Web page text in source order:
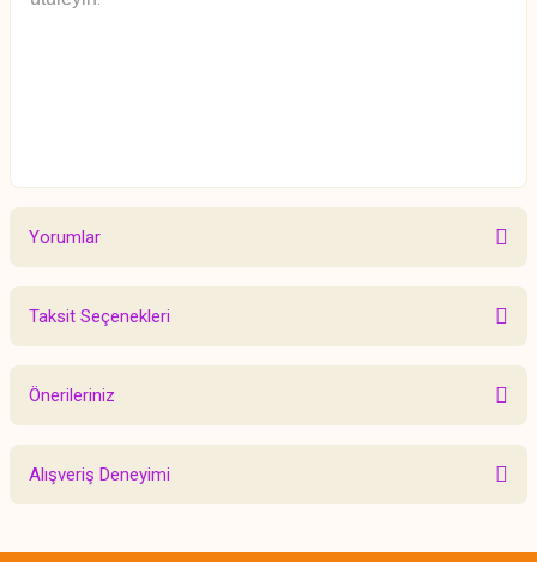
Yorumlar
Taksit Seçenekleri
Önerileriniz
Bu ürünün fiyat bilgisi, resim, ürün açıklamalarında ve diğer konularda
yetersiz gördüğünüz noktaları öneri formunu kullanarak tarafımıza
Alışveriş Deneyimi